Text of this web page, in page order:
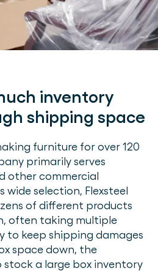
inventory
shipping space
furniture for over 120
primarily serves
other commercial
wide selection, Flexsteel
of different products
often taking multiple
to keep shipping damages
space down, the
stock a large box inventory